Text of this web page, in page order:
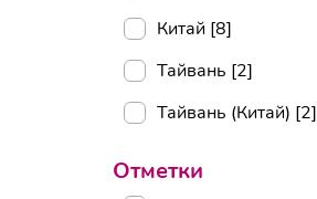
Китай [8]
Тайвань [2]
Тайвань (Китай) [2]
Отметки